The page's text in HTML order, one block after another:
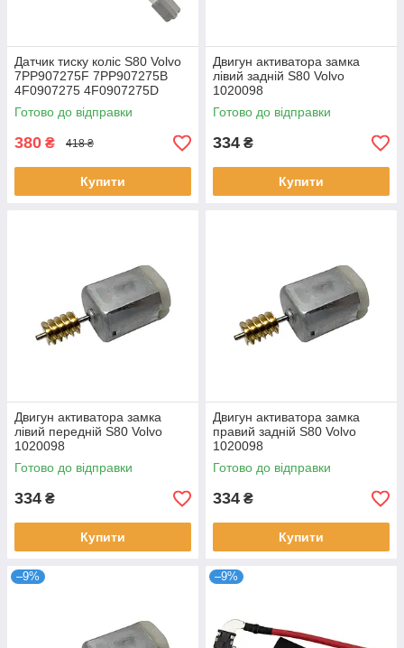
Датчик тиску коліс S80 Volvo
7PP907275F 7PP907275B
4F0907275 4F0907275D
4F0907275B 95560602100
95836166100
Готово до відправки
380 ₴ 418 ₴
Купити
Двигун активатора замка
лівий задній S80 Volvo
1020098
Готово до відправки
334 ₴
Купити
Двигун активатора замка
лівий передній S80 Volvo
1020098
Готово до відправки
334 ₴
Купити
Двигун активатора замка
правий задній S80 Volvo
1020098
Готово до відправки
334 ₴
Купити
–9% –9%